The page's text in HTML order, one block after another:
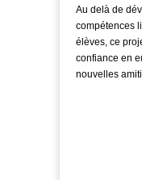
Au delà de
compétences
élèves, ce
confiance en
nouvelles